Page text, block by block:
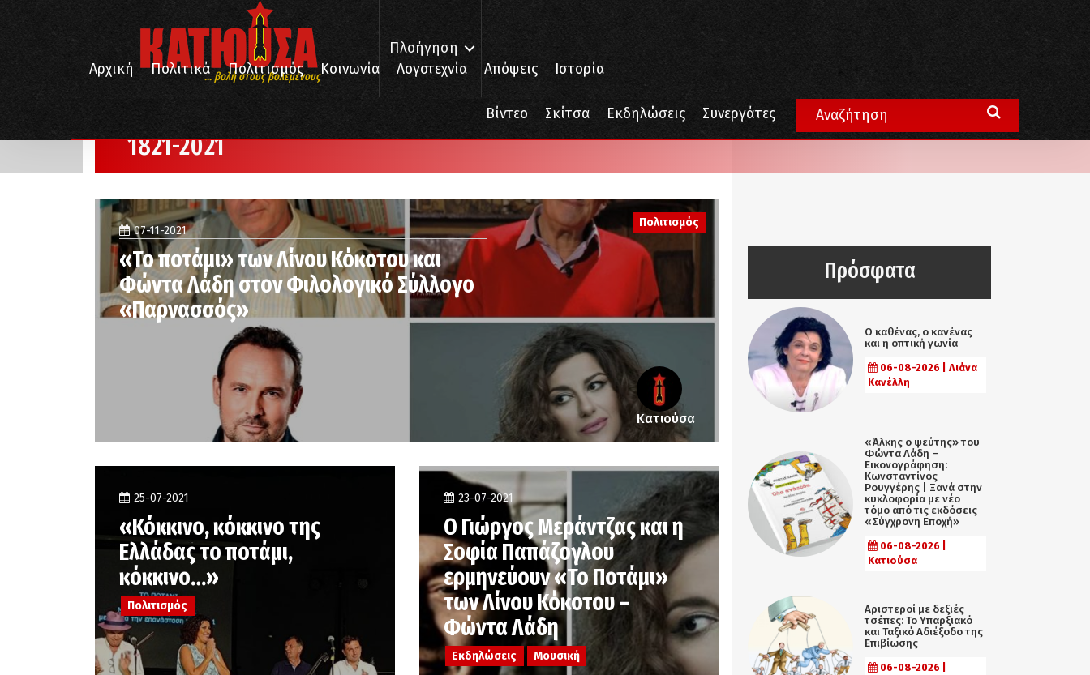
... βολή στους βολεμένους
Πλοήγηση
Αρχική
Πολιτικά Πολιτισμός Κοινωνία Λογοτεχνία Απόψεις Ιστορία
Βίντεο Σκίτσα Εκδηλώσεις Συνεργάτες
1821-2021
1821-2021
Πολιτισμός
07-11-2021
«Το ποτάμι» των Λίνου Κόκοτου και
Φώντα Λάδη στον Φιλολογικό Σύλλογο
«Παρνασσός»
Κατιούσα
25-07-2021
«Κόκκινο, κόκκινο της
Ελλάδας το ποτάμι,
κόκκινο…»
Πολιτισμός
23-07-2021
Ο Γιώργος Μεράντζας και η
Σοφία Παπάζογλου
ερμηνεύουν «Το Ποτάμι»
των Λίνου Κόκοτου –
Φώντα Λάδη
Εκδηλώσεις Μουσική
Πρόσφατα
Ο καθένας, ο κανένας
και η οπτική γωνία
06-08-2026 | Λιάνα
Κανέλλη
«Άλκης ο ψεύτης» του
Φώντα Λάδη –
Εικονογράφηση:
Κωνσταντίνος
Ρουγγέρης | Ξανά στην
κυκλοφορία με νέο
τόμο από τις εκδόσεις
«Σύγχρονη Εποχή»
06-08-2026 |
Κατιούσα
Αριστεροί με δεξιές
τσέπες: Το Υπαρξιακό
και Ταξικό Αδιέξοδο της
Επιβίωσης
06-08-2026 |